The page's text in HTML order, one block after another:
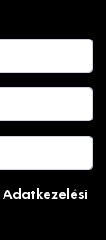
Adatkezelési